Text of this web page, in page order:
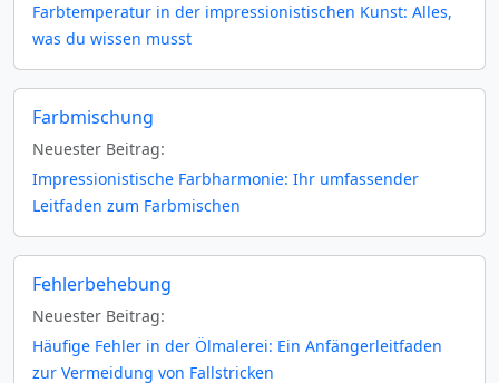
Farbtemperatur in der impressionistischen Kunst: Alles,
was du wissen musst
Farbmischung
Neuester Beitrag:
Impressionistische Farbharmonie: Ihr umfassender
Leitfaden zum Farbmischen
Fehlerbehebung
Neuester Beitrag:
Häufige Fehler in der Ölmalerei: Ein Anfängerleitfaden
zur Vermeidung von Fallstricken